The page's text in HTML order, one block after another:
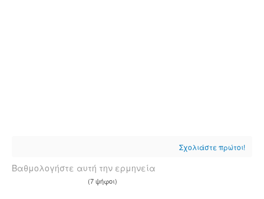
Σχολιάστε πρώτοι!
Βαθμολογήστε αυτή την ερμηνεία
(7 ψήφοι)